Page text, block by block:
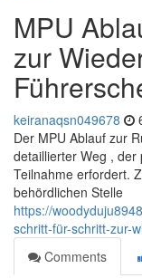
MPU
zur
keiranaqsn049678
Der MPU Ablauf zur
detaillierter Weg ,
Teilnahme erfordert.
behördlichen Stelle
https://
schritt-für-schritt-zur-
Comments